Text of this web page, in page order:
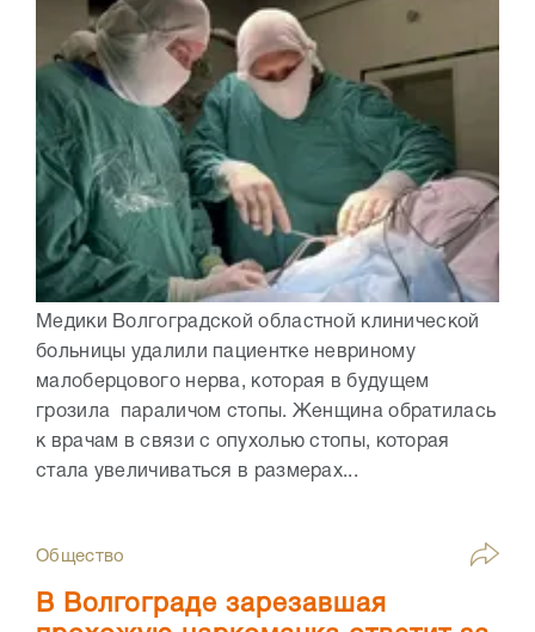
Медики Волгоградской областной клинической
больницы удалили пациентке невриному
малоберцового нерва, которая в будущем
грозила параличом стопы. Женщина обратилась
к врачам в связи с опухолью стопы, которая
стала увеличиваться в размерах...
Общество
В Волгограде зарезавшая